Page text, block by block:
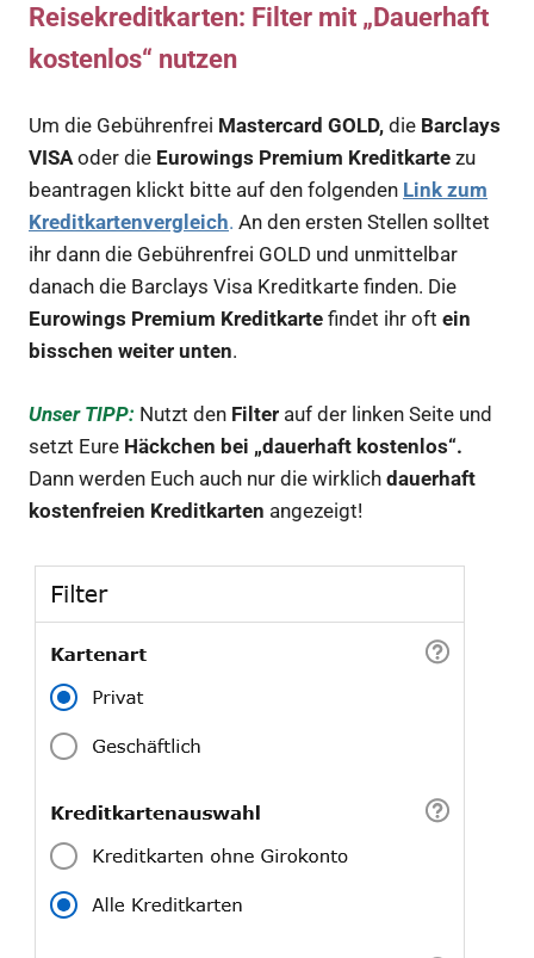
Reisekreditkarten: Filter mit „Dauerhaft
kostenlos“ nutzen
Um die Gebührenfrei Mastercard GOLD, die Barclays
VISAoder die Eurowings Premium Kreditkarte zu
beantragen klickt bitte auf den folgenden Link zum
Kreditkartenvergleich. An den ersten Stellen solltet
ihr dann die Gebührenfrei GOLD und unmittelbar
danach die Barclays Visa Kreditkarte finden. Die
Eurowings Premium Kreditkarte findet ihr oft ein
bisschen weiter unten.
Unser TIPP: Nutzt den Filter auf der linken Seite und
setzt Eure Häckchen bei „dauerhaft kostenlos“.
Dann werden Euch auch nur die wirklich dauerhaft
kostenfreien Kreditkarten angezeigt!